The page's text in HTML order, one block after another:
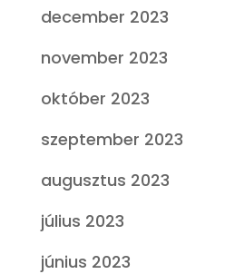
december 2023
november 2023
október 2023
szeptember 2023
augusztus 2023
július 2023
június 2023